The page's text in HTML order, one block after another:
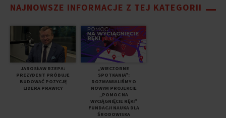
NAJNOWSZE INFORMACJE Z TEJ KATEGORII
JAROSŁAW RZEPA:
PREZYDENT PRÓBUJE
BUDOWAĆ POZYCJĘ
LIDERA PRAWICY
„WIECZORNE
SPOTKANIA”:
ROZMAWIALIŚMY O
NOWYM PROJEKCIE
„POMOC NA
WYCIĄGNIĘCIE RĘKI”
FUNDACJI NAUKA DLA
ŚRODOWISKA